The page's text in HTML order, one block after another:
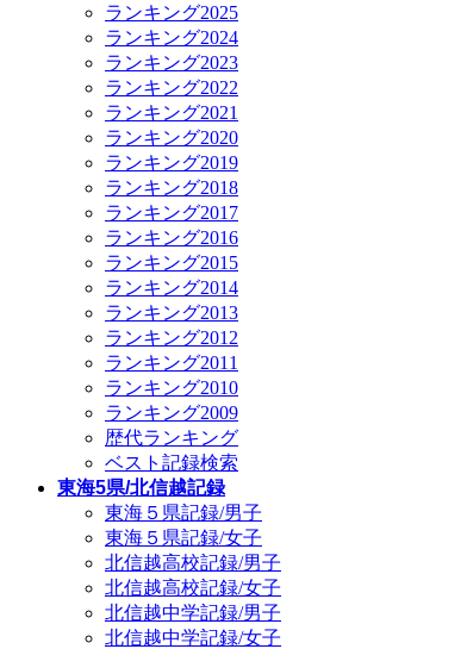
ランキング2025
ランキング2024
ランキング2023
ランキング2022
ランキング2021
ランキング2020
ランキング2019
ランキング2018
ランキング2017
ランキング2016
ランキング2015
ランキング2014
ランキング2013
ランキング2012
ランキング2011
ランキング2010
ランキング2009
歴代ランキング
ベスト記録検索
東海5県/北信越記録
東海５県記録/男子
東海５県記録/女子
北信越高校記録/男子
北信越高校記録/女子
北信越中学記録/男子
北信越中学記録/女子